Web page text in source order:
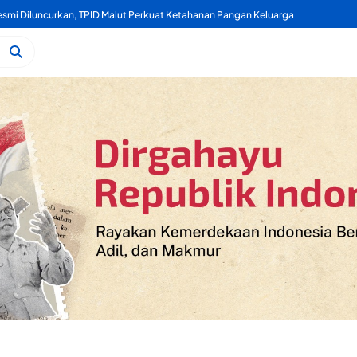
Kukuran Tongole Jadi Media Belajar Etnosains